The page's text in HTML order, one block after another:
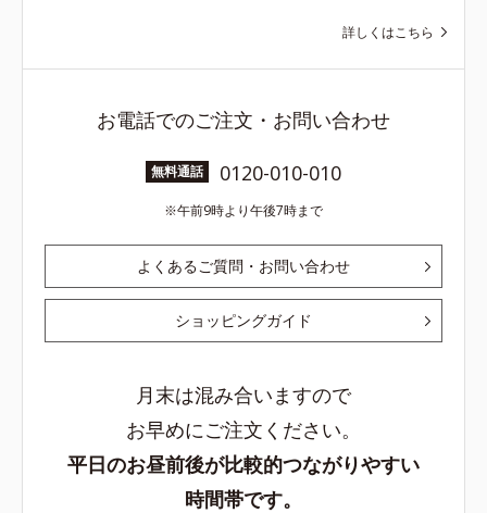
詳しくはこちら
お電話でのご注文・お問い合わせ
無料通話 0120-010-010
午前9時より午後7時まで
よくあるご質問・お問い合わせ
ショッピングガイド
月末は混み合いますので
お早めにご注文ください。
平日のお昼前後が比較的つながりやすい
時間帯です。